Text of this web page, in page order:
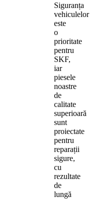
Siguranța
vehiculelor
este
o
prioritate
pentru
SKF,
iar
piesele
noastre
de
calitate
superioară
sunt
proiectate
pentru
reparații
sigure,
cu
rezultate
de
lungă